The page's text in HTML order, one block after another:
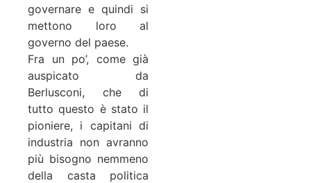
governare e quindi si
mettono loro al
governo del paese.
Fra un po’, come già
auspicato da
Berlusconi, che di
tutto questo è stato il
pioniere, i capitani di
industria non avranno
più bisogno nemmeno
della casta politica